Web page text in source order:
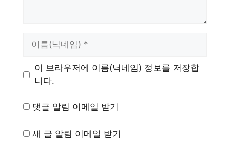
이 브라우저에 이름(닉네임) 정보를 저장합
니다.
댓글 알림 이메일 받기
새 글 알림 이메일 받기